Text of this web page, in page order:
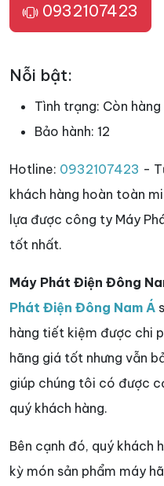
0932107423
Nỗi bật:
Tình trạng: Còn hàng
Bảo hành: 12
Hotline: 0932107423 -
khách hàng hoàn toàn
lựa được công ty Máy
tốt nhất.
Máy Phát Điện Đông
Phát Điện Đông Nam Á
hàng tiết kiệm được chi
hãng giá tốt nhưng vẫn
giúp chúng tôi có được
quý khách hàng.
Bên cạnh đó, quý khách
kỳ món sản phẩm máy